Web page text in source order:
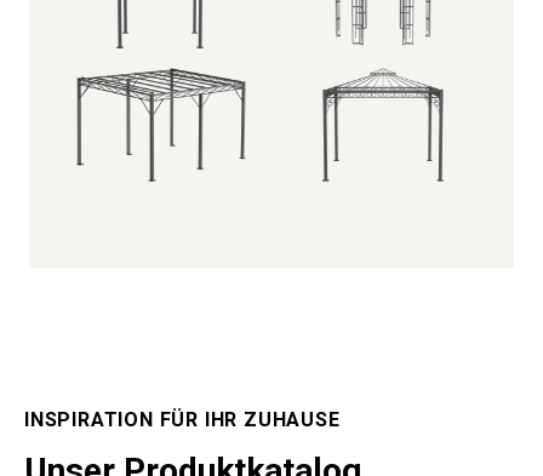
INSPIRATION FÜR IHR ZUHAUSE